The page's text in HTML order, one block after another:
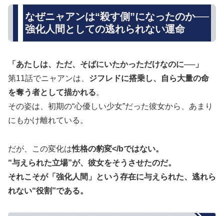
なぜニャアンは“殺す側”になったのか──
強化人間としての逃れられない運命
「あたしは、ただ、そばにいたかっただけなのに──」
第11話でニャアンは、 ジフレドに搭乗し、自ら大量の命
を奪う者として描かれる。
その姿は、初期の“心優しい少女”だった彼女から、あまり
にもかけ離れている。
だが、この変化は性格の豹変</bではない。
“与えられた立場”が、彼女をそうさせたのだ。
それこそが「強化人間」という存在に与えられた、 逃れら
れない“役割”である。